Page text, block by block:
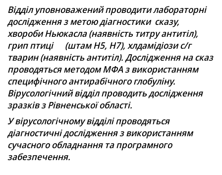
Відділ уповноважений проводити лабораторні
дослідження з метою діагностики сказу,
хвороби Ньюкасла (наявність титру антитіл),
грип птиці (штам Н5, Н7), хлдамідіози с/г
тварин (наявність антитіл). Дослідження на сказ
проводяться методом МФА з використанням
специфічного антирабічного глобуліну.
Вірусологічний відділ проводить дослідження
зразків з Рівненської області.
У вірусологічному відділі проводяться
діагностичні дослідження з використанням
сучасного обладнання та програмного
забезпечення.